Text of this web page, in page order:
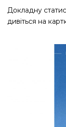
Докладну
дивіться на